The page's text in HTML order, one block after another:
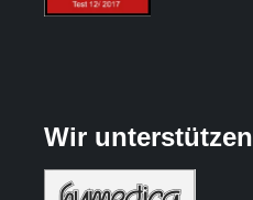
Wir unterstützen